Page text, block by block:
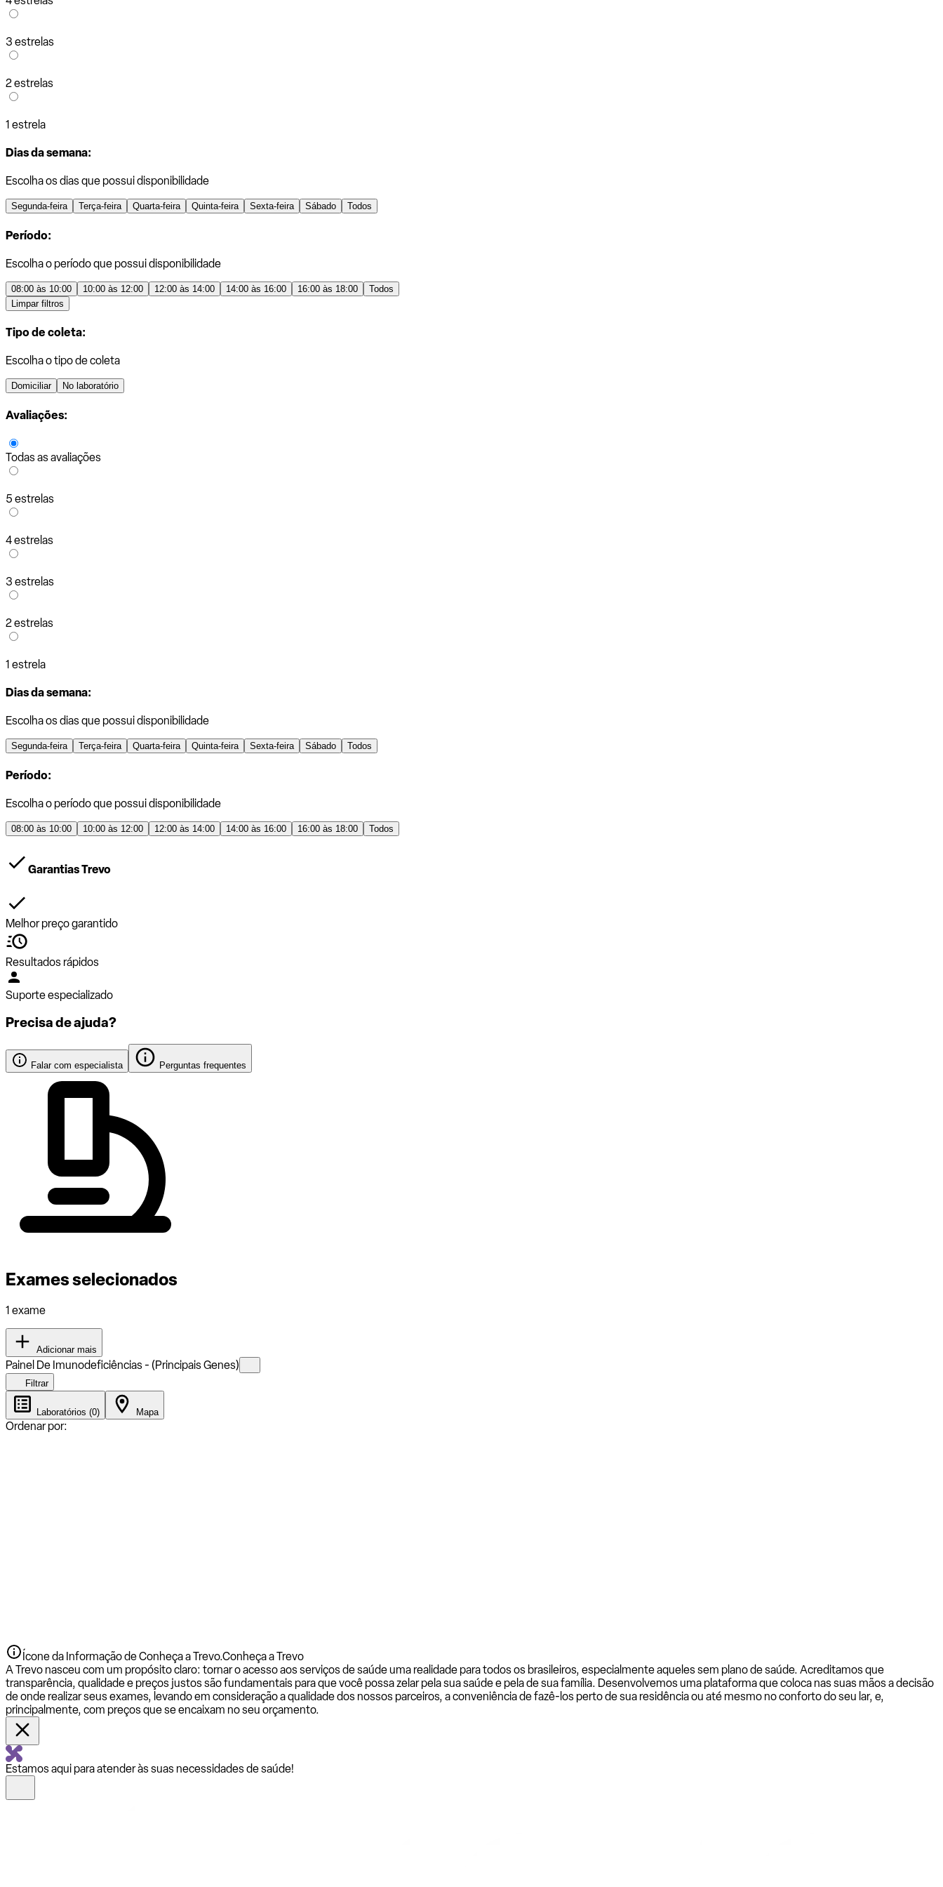
3 estrelas
2 estrelas
1 estrela
Dias da semana:
Escolha os dias que possui disponibilidade
Segunda-feira Terça-feira Quarta-feira Quinta-feira Sexta-feira Sábado Todos
Período:
Escolha o período que possui disponibilidade
08:00 às 10:00 10:00 às 12:00 12:00 às 14:00 14:00 às 16:00 16:00 às 18:00
Todos
Limpar filtros
Tipo de coleta:
Escolha o tipo de coleta
Domiciliar No laboratório
Avaliações:
Todas as avaliações
5 estrelas
4 estrelas
3 estrelas
2 estrelas
1 estrela
Dias da semana:
Escolha os dias que possui disponibilidade
Segunda-feira Terça-feira Quarta-feira Quinta-feira Sexta-feira Sábado Todos
Período:
Escolha o período que possui disponibilidade
08:00 às 10:00 10:00 às 12:00 12:00 às 14:00 14:00 às 16:00 16:00 às 18:00 Todos
Garantias Trevo
Melhor preço garantido
Resultados rápidos
Suporte especializado
Precisa de ajuda?
Falar com especialista Perguntas frequentes
Exames selecionados
1 exame
Adicionar mais
Painel De Imunodeficiências - (Principais Genes)
Filtrar
Laboratórios (0) Mapa
Ordenar por:
Ícone da Informação de Conheça a Trevo.Conheça a Trevo
A Trevo nasceu com um propósito claro: tornar o acesso aos serviços de saúde uma realidade para todos os brasileiros, especialmente aqueles sem plano de saúde. Acreditamos que
transparência, qualidade e preços justos são fundamentais para que você possa zelar pela sua saúde e pela de sua família. Desenvolvemos uma plataforma que coloca nas suas mãos a decisão
de onde realizar seus exames, levando em consideração a qualidade dos nossos parceiros, a conveniência de fazê-los perto de sua residência ou até mesmo no conforto do seu lar, e,
principalmente, com preços que se encaixam no seu orçamento.
Estamos aqui para atender às suas necessidades de saúde!